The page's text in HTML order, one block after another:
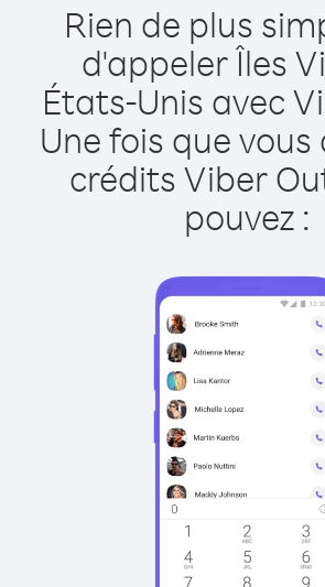
Rien de plus
d'appeler Îles
États-Unis avec
Une fois que vous
crédits Viber
pouvez :